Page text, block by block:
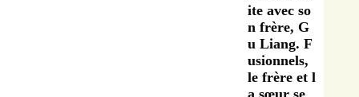
ite avec so
n frère, G
u Liang. F
usionnels,
le frère et l
a sœur se